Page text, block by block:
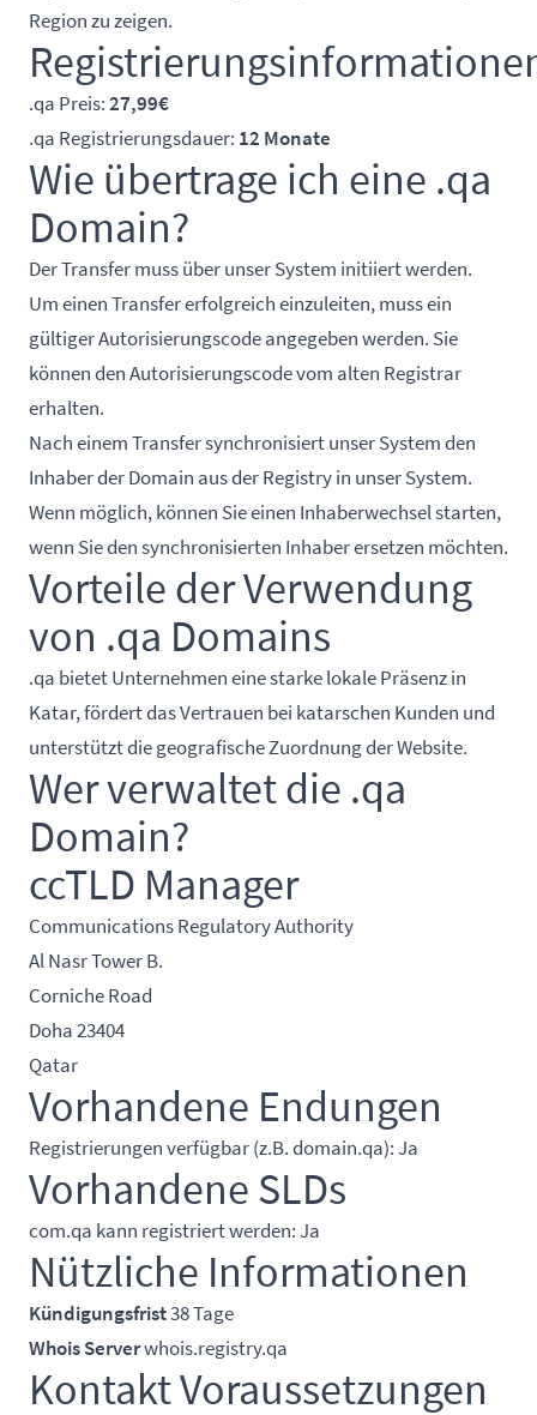
Region zu zeigen.
.qa Preis:27,99€
.qa Registrierungsdauer: 12 Monate
Wie übertrage ich eine .qa
Domain?
Der Transfer muss über unser System initiiert werden.
Um einen Transfer erfolgreich einzuleiten, muss ein
gültiger Autorisierungscode angegeben werden. Sie
können den Autorisierungscode vom alten Registrar
erhalten.
Nach einem Transfer synchronisiert unser System den
Inhaber der Domain aus der Registry in unser System.
Wenn möglich, können Sie einen Inhaberwechsel starten,
wenn Sie den synchronisierten Inhaber ersetzen möchten.
Vorteile der Verwendung
von .qa Domains
.qa bietet Unternehmen eine starke lokale Präsenz in
Katar, fördert das Vertrauen bei katarschen Kunden und
unterstützt die geografische Zuordnung der Website.
Wer verwaltet die .qa
Domain?
ccTLD Manager
Communications Regulatory Authority
Al Nasr Tower B.
Corniche Road
Doha 23404
Qatar
Vorhandene Endungen
Registrierungen verfügbar (z.B. domain.qa): Ja
Vorhandene SLDs
com.qa kann registriert werden: Ja
Nützliche Informationen
Kündigungsfrist38 Tage
Whois Serverwhois.registry.qa
Kontakt Voraussetzungen